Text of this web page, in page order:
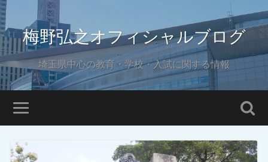
梅野弘之オフィシャルブログ
埼玉県中心の教育・学校・入試に関する情報